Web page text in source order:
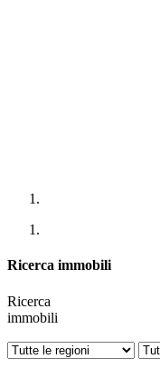
Ricerca immobili
Ricerca
immobili